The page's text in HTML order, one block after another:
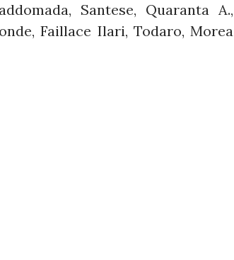
Santese, Quaranta A.,
Faillace Ilari, Todaro, Morea